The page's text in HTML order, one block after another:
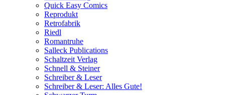
Quick Easy Comics
Reprodukt
Retrofabrik
Riedl
Romantruhe
Salleck Publications
Schaltzeit Verlag
Schnell & Steiner
Schreiber & Leser
Schreiber & Leser: Alles Gute!